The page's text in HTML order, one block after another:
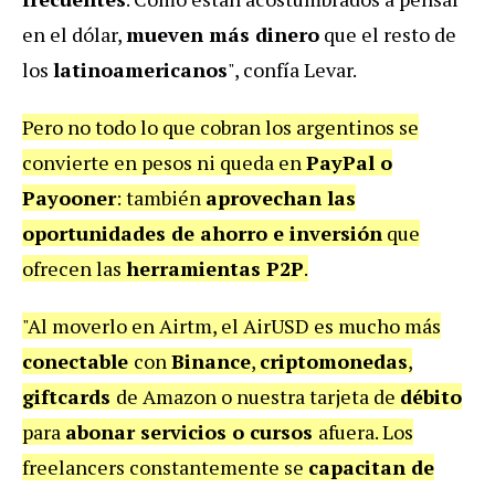
en el dólar,mueven más dinero que el resto de
los latinoamericanos", confía Levar.
Pero no todo lo que cobran los argentinos se
convierte en pesos ni queda enPayPal o
Payooner: también aprovechan las
oportunidades de ahorro e inversión que
ofrecen las herramientas P2P.
"Al moverlo en Airtm, el AirUSD es mucho más
conectable conBinance, criptomonedas,
giftcards de Amazon o nuestra tarjeta de débito
para abonar servicios o cursos afuera. Los
freelancers constantemente se capacitan de